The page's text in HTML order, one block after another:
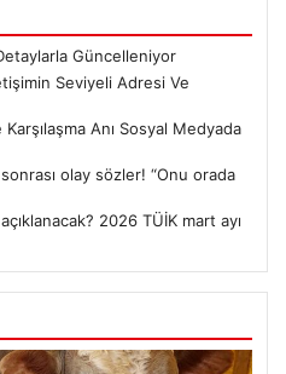
Güncelleniyor
Seviyeli Adresi Ve
Anı Sosyal Medyada
olay sözler! “Onu orada
2026 TÜİK mart ayı